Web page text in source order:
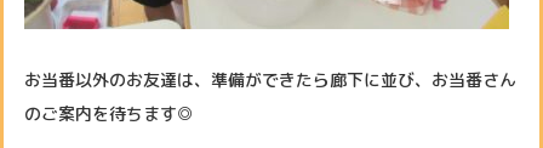
お当番以外のお友達は、準備ができたら廊下に並び、お当番さん
のご案内を待ちます◎